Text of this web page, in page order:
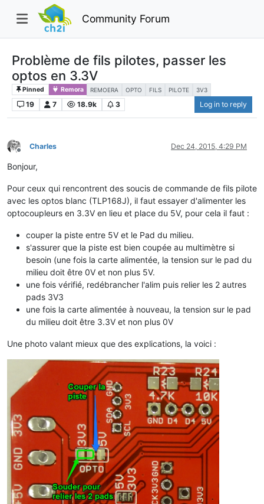
Community Forum
Problème de fils pilotes, passer les
optos en 3.3V
Pinned Remora REMOERA OPTO FILS PILOTE 3V3
19 7 18.9k 3 Log in to reply
Offline
Charles Dec 24, 2015, 4:29 PM
Bonjour,
Pour ceux qui rencontrent des soucis de commande de fils pilote
avec les optos blanc (TLP168J), il faut essayer d'alimenter les
optocoupleurs en 3.3V en lieu et place du 5V, pour cela il faut :
couper la piste entre 5V et le Pad du milieu.
s'assurer que la piste est bien coupée au multimètre si
besoin (une fois la carte alimentée, la tension sur le pad du
milieu doit être 0V et non plus 5V.
une fois vérifié, redébrancher l'alim puis relier les 2 autres
pads 3V3
une fois la carte alimentée à nouveau, la tension sur le pad
du milieu doit être 3.3V et non plus 0V
Une photo valant mieux que des explications, la voici :